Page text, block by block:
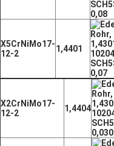
0,08
X5CrNiMo17-
12-2
1,4401
0,07
X2CrNiMo17-
12-2
1,4404
0,030